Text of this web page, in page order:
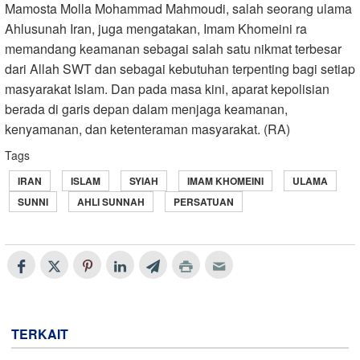
Mamosta Molla Mohammad Mahmoudi, salah seorang ulama
Ahlusunah Iran, juga mengatakan, Imam Khomeini ra
memandang keamanan sebagai salah satu nikmat terbesar
dari Allah SWT dan sebagai kebutuhan terpenting bagi setiap
masyarakat Islam. Dan pada masa kini, aparat kepolisian
berada di garis depan dalam menjaga keamanan,
kenyamanan, dan ketenteraman masyarakat. (RA)
Tags
IRAN ISLAM SYIAH IMAM KHOMEINI
ULAMA
SUNNI
AHLI SUNNAH PERSATUAN
TERKAIT